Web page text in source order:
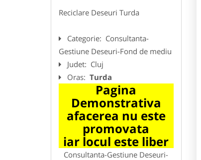
Reciclare Deseuri Turda
Categorie: Consultanta-
Gestiune Deseuri-Fond de mediu
Judet: Cluj
Oras: Turda
Pagina
Demonstrativa
afacerea nu este
promovata
iar locul este liber
Consultanta-Gestiune Deseuri-